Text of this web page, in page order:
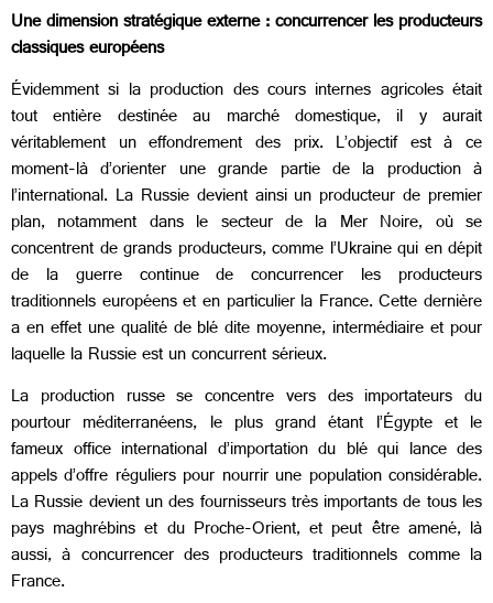
Une dimension stratégique externe : concurrencer les producteurs
classiques européens
Évidemment si la production des cours internes agricoles était
tout entière destinée au marché domestique, il y aurait
véritablement un effondrement des prix. L’objectif est à ce
moment-là d’orienter une grande partie de la production à
l’international. La Russie devient ainsi un producteur de premier
plan, notamment dans le secteur de la Mer Noire, où se
concentrent de grands producteurs, comme l’Ukraine qui en dépit
de la guerre continue de concurrencer les producteurs
traditionnels européens et en particulier la France. Cette dernière
a en effet une qualité de blé dite moyenne, intermédiaire et pour
laquelle la Russie est un concurrent sérieux.
La production russe se concentre vers des importateurs du
pourtour méditerranéens, le plus grand étant l’Égypte et le
fameux office international d’importation du blé qui lance des
appels d’offre réguliers pour nourrir une population considérable.
La Russie devient un des fournisseurs très importants de tous les
pays maghrébins et du Proche-Orient, et peut être amené, là
aussi, à concurrencer des producteurs traditionnels comme la
France.